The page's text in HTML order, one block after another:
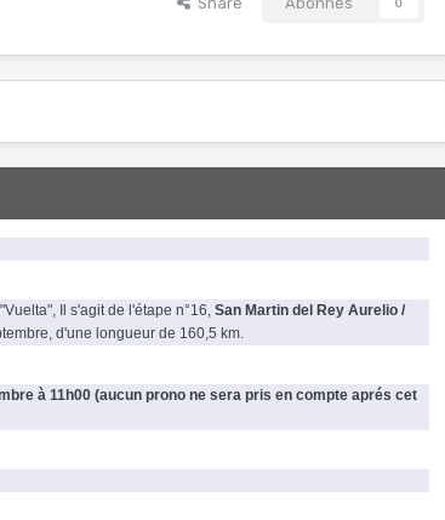
0
Il s'agit de l'étape n°16,San Martin del Rey Aurelio /
d'une longueur de 160,5 km.
à 11h00 (aucun prono ne sera pris en compte aprés cet